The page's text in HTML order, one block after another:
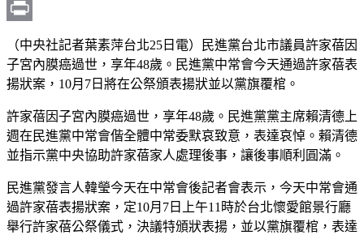
Link
Email
（中央社記者葉素萍台北25日電）民進黨台北市議員許家蓓因
子宮內膜癌過世，享年48歲。民進黨中常會今天通過許家蓓表
揚狀案，10月7日將在公祭頒表揚狀並以黨旗覆棺。
許家蓓因子宮內膜癌過世，享年48歲。民進黨黨主席賴清德上
週在民進黨中常會偕全體中常委默哀致意，表達哀悼。賴清德
並指示黨中央協助許家蓓家人處理後事，讓後事順利圓滿。
民進黨發言人韓瑩今天在中常會後記者會表示，今天中常會通
過許家蓓表揚狀案，定10月7日上午11時於台北懷愛館景行廳
舉行許家蓓公祭儀式，決議特頒狀表揚，並以黨旗覆棺，表達